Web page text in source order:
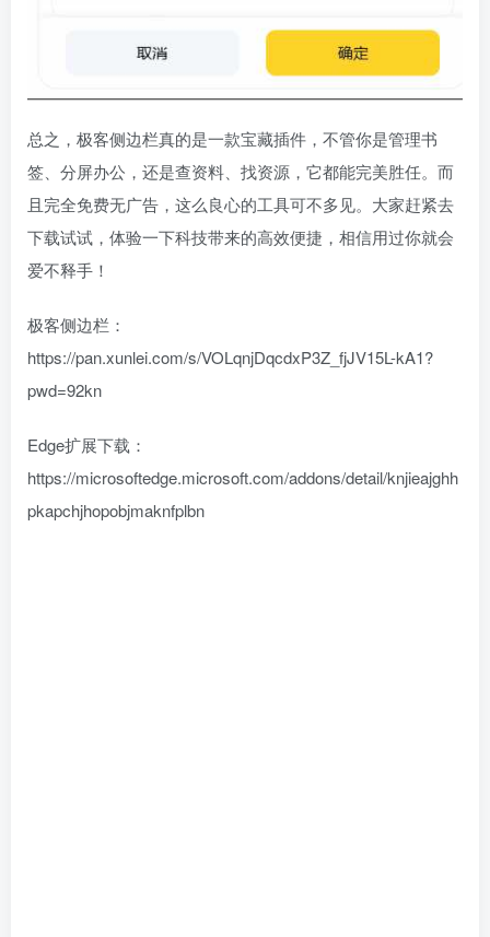
总之，极客侧边栏真的是一款宝藏插件，不管你是管理书
签、分屏办公，还是查资料、找资源，它都能完美胜任。而
且完全免费无广告，这么良心的工具可不多见。大家赶紧去
下载试试，体验一下科技带来的高效便捷，相信用过你就会
爱不释手！
极客侧边栏：
https://pan.xunlei.com/s/VOLqnjDqcdxP3Z_fjJV15L-kA1?
pwd=92kn
Edge扩展下载：
https://microsoftedge.microsoft.com/addons/detail/knjieajghh
pkapchjhopobjmaknfplbn